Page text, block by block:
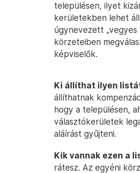
településen, ilyet
kerületekben lehet
úgynevezett „vegyes
körzeteiben
képviselők.
Ki állíthat ilyen
állíthatnak
hogy a településen,
választókerületek
aláírást gyűjteni.
Kik vannak ezen a
rátesz. Az egyéni